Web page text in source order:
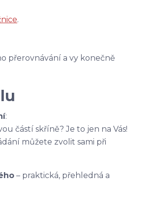
.
přerovnávání a vy konečně
:
částí skříně? Je to jen na Vás!
můžete zvolit sami při
– praktická, přehledná a